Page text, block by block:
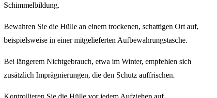
Schimmelbildung.
Bewahren Sie die Hülle an einem trockenen, schattigen Ort auf,
beispielsweise in einer mitgelieferten Aufbewahrungstasche.
Bei längerem Nichtgebrauch, etwa im Winter, empfehlen sich
zusätzlich Imprägnierungen, die den Schutz auffrischen.
Kontrollieren Sie die Hülle vor jedem Aufziehen auf